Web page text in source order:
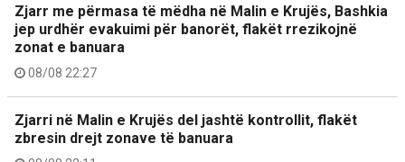
Zjarr me përmasa të mëdha në Malin e Krujës, Bashkia
jep urdhër evakuimi për banorët, flakët rrezikojnë
zonat e banuara
08/08 22:27
Zjarri në Malin e Krujës del jashtë kontrollit, flakët
zbresin drejt zonave të banuara